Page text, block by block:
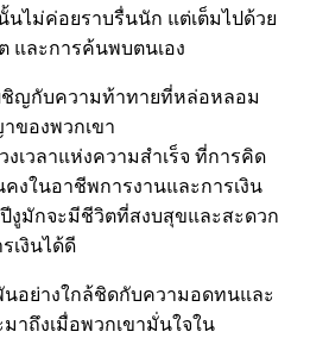
นไม่ค่อยราบรื่นนัก แต่เต็มไปด้วย
และการค้นพบตนเอง
ชิญกับความท้าทายที่หล่อหลอม
ของพวกเขา
เวลาแห่งความสำเร็จ ที่การคิด
งในอาชีพการงานและการเงิน
งูมักจะมีชีวิตที่สงบสุขและสะดวก
เงินได้ดี
อย่างใกล้ชิดกับความอดทนและ
มาถึงเมื่อพวกเขามั่นใจใน